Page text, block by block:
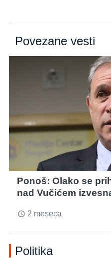
Povezane vesti
Ponoš: Olako se
nad Vučićem
access_time 2 meseca
Politika